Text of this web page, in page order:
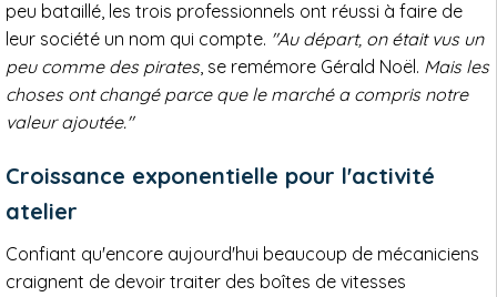
peu bataillé, les trois professionnels ont réussi à faire de
leur société un nom qui compte. "Au départ, on était vus un
peu comme des pirates, se remémore Gérald Noël. Mais les
choses ont changé parce que le marché a compris notre
valeur ajoutée."
Croissance exponentielle pour l'activité
atelier
Confiant qu'encore aujourd'hui beaucoup de mécaniciens
craignent de devoir traiter des boîtes de vitesses